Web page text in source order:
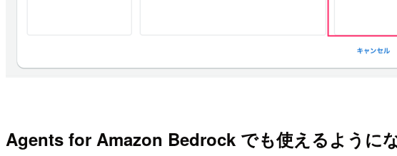
Agents for Amazon Bedrock でも使えるように